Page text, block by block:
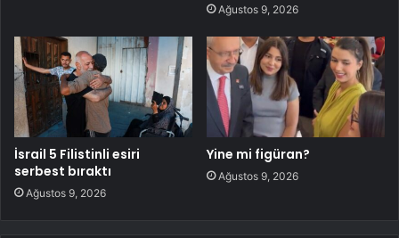
Ağustos 9, 2026
İsrail 5 Filistinli esiri
serbest bıraktı
Ağustos 9, 2026
Yine mi figüran?
Ağustos 9, 2026